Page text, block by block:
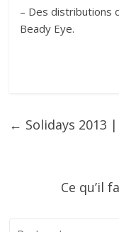
– Des distributions
Beady Eye.
← Solidays 2013
Ce qu’il